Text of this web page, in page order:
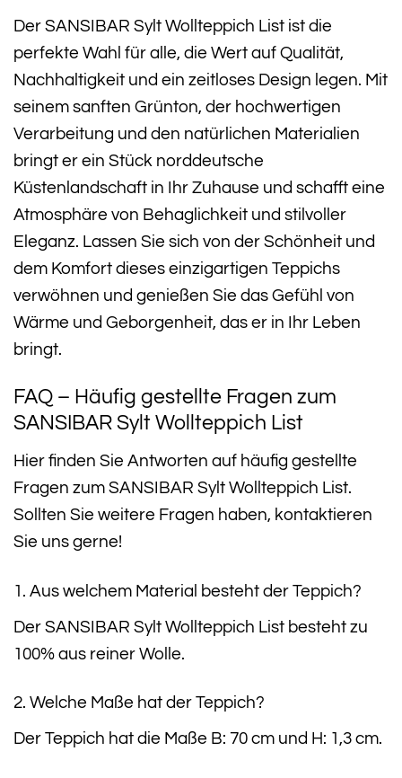
Der SANSIBAR Sylt Wollteppich List ist die
perfekte Wahl für alle, die Wert auf Qualität,
Nachhaltigkeit und ein zeitloses Design legen. Mit
seinem sanften Grünton, der hochwertigen
Verarbeitung und den natürlichen Materialien
bringt er ein Stück norddeutsche
Küstenlandschaft in Ihr Zuhause und schafft eine
Atmosphäre von Behaglichkeit und stilvoller
Eleganz. Lassen Sie sich von der Schönheit und
dem Komfort dieses einzigartigen Teppichs
verwöhnen und genießen Sie das Gefühl von
Wärme und Geborgenheit, das er in Ihr Leben
bringt.
FAQ – Häufig gestellte Fragen zum
SANSIBAR Sylt Wollteppich List
Hier finden Sie Antworten auf häufig gestellte
Fragen zum SANSIBAR Sylt Wollteppich List.
Sollten Sie weitere Fragen haben, kontaktieren
Sie uns gerne!
1. Aus welchem Material besteht der Teppich?
Der SANSIBAR Sylt Wollteppich List besteht zu
100% aus reiner Wolle.
2. Welche Maße hat der Teppich?
Der Teppich hat die Maße B: 70 cm und H: 1,3 cm.